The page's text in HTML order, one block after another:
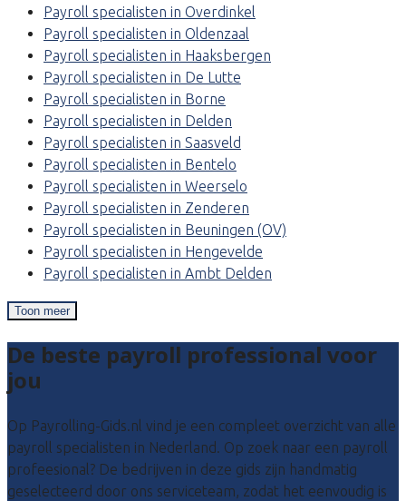
Payroll specialisten in Overdinkel
Payroll specialisten in Oldenzaal
Payroll specialisten in Haaksbergen
Payroll specialisten in De Lutte
Payroll specialisten in Borne
Payroll specialisten in Delden
Payroll specialisten in Saasveld
Payroll specialisten in Bentelo
Payroll specialisten in Weerselo
Payroll specialisten in Zenderen
Payroll specialisten in Beuningen (OV)
Payroll specialisten in Hengevelde
Payroll specialisten in Ambt Delden
Toon meer
De beste payroll professional voor
jou
Op Payrolling-Gids.nl vind je een compleet overzicht van alle
payroll specialisten in Nederland. Op zoek naar een payroll
profeesional? De bedrijven in deze gids zijn handmatig
geselecteerd door ons serviceteam, zodat het eenvoudig is